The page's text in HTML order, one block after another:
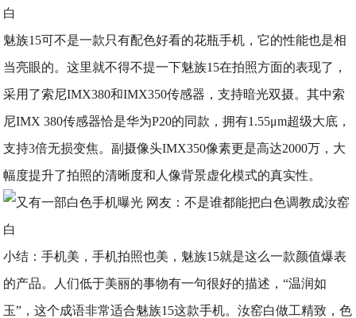
魅族15可不是一款只有配色好看的花瓶手机，它的性能也是相
当亮眼的。这里就不得不提一下魅族15在拍照方面的表现了，
采用了索尼IMX380和IMX350传感器，支持暗光双摄。其中索
尼IMX 380传感器恰是华为P20的同款，拥有1.55μm超级大底，
支持3倍无损变焦。副摄像头IMX350像素更是高达2000万，大
幅度提升了拍照的清晰度和人像背景虚化模式的真实性。
小结：手机美，手机拍照也美，魅族15就是这么一款颜值爆表
的产品。人们低于美丽的事物有一句很好的描述，“温润如
玉”，这个成语非常适合魅族15这款手机。汝窑白做工精致，色